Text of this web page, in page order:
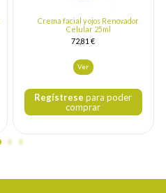
Crema facial y ojos Renovador
Celular 25ml
72,81 €
Ver
Regístrese para poder
comprar